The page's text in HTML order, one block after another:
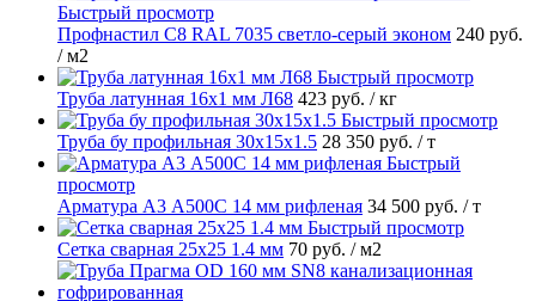
Быстрый просмотр
Профнастил С8 RAL 7035 светло-серый эконом 240 руб.
/ м2
Быстрый просмотр
Труба латунная 16х1 мм Л68 423 руб. / кг
Быстрый просмотр
Труба бу профильная 30х15х1.5 28 350 руб. / т
Быстрый
просмотр
Арматура А3 А500С 14 мм рифленая 34 500 руб. / т
Быстрый просмотр
Сетка сварная 25х25 1.4 мм 70 руб. / м2